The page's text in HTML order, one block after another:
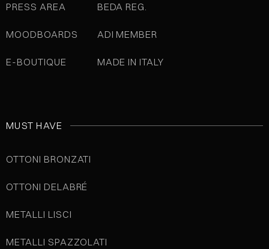
PRESS AREA
MOODBOARDS
E-BOUTIQUE
BEDA REG.
ADI MEMBER
MADE IN ITALY
MUST HAVE
OTTONI BRONZATI
OTTONI DELABRÉ
METALLI LISCI
METALLI SPAZZOLATI